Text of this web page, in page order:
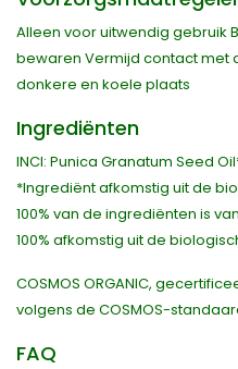
Alleen voor uitwendig gebruik
bewaren Vermijd contact met
donkere en koele plaats
Ingrediënten
INCI: Punica Granatum Seed
*Ingrediënt afkomstig uit de
100% van de ingrediënten is
100% afkomstig uit de
COSMOS ORGANIC,
volgens de COSMOS-
FAQ